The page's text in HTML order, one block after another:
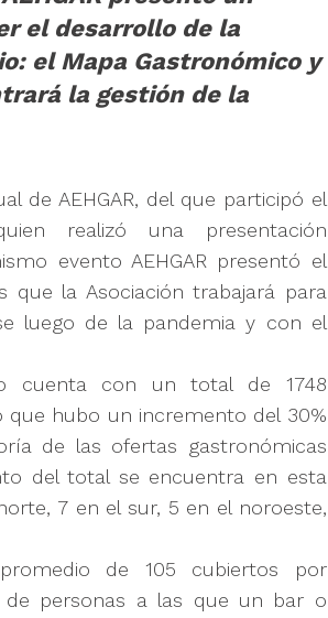
el desarrollo de la
el Mapa Gastronómico y
la gestión de la
de AEHGAR, del que participó el
realizó una presentación
evento AEHGAR presentó el
la Asociación trabajará para
luego de la pandemia y con el
cuenta con un total de 1748
hubo un incremento del 30%
de las ofertas gastronómicas
del total se encuentra en esta
7 en el sur, 5 en el noroeste,
de 105 cubiertos por
de personas a las que un bar o